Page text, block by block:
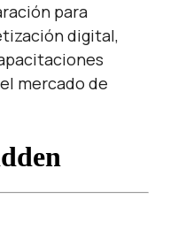
para
digital,
mercado de